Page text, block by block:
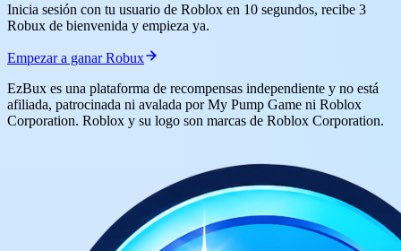
Inicia sesión con tu usuario de Roblox en 10 segundos, recibe 3
Robux de bienvenida y empieza ya.
Empezar a ganar Robux
EzBux es una plataforma de recompensas independiente y no está
afiliada, patrocinada ni avalada por My Pump Game ni Roblox
Corporation. Roblox y su logo son marcas de Roblox Corporation.